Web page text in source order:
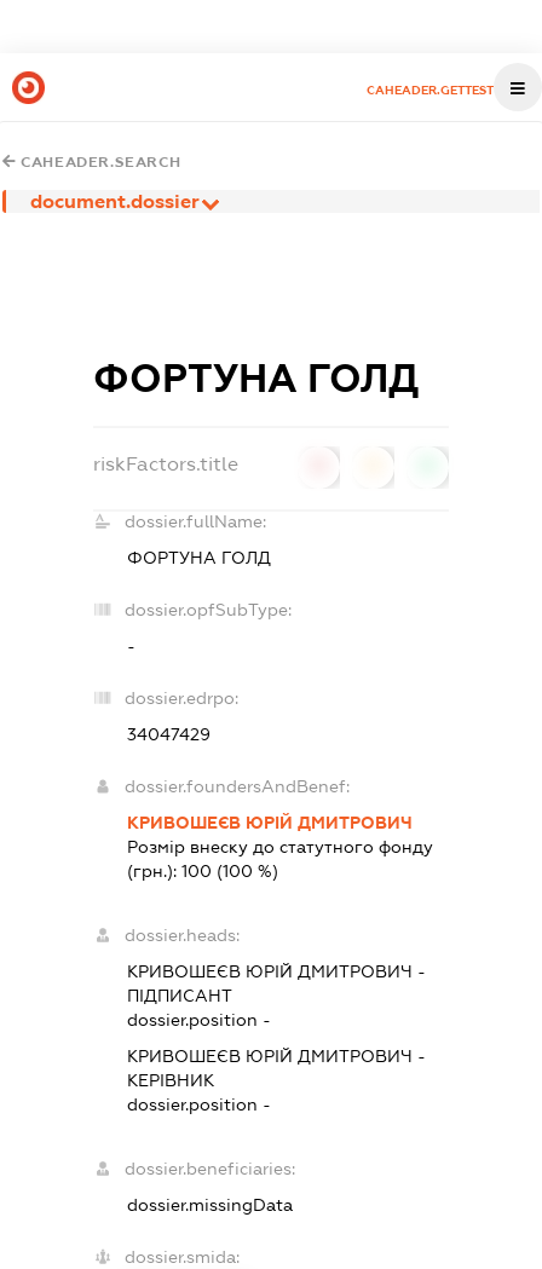
CAHEADER.GETTEST
CAHEADER.SEARCH
document.dossier
ФОРТУНА ГОЛД
riskFactors.title
dossier.fullName:
ФОРТУНА ГОЛД
dossier.opfSubType:
-
dossier.edrpo:
34047429
dossier.foundersAndBenef:
КРИВОШЕЄВ ЮРІЙ ДМИТРОВИЧ
Розмір внеску до статутного фонду
(грн.):100 (100 %)
dossier.heads:
КРИВОШЕЄВ ЮРІЙ ДМИТРОВИЧ -
ПІДПИСАНТ
dossier.position -
КРИВОШЕЄВ ЮРІЙ ДМИТРОВИЧ -
КЕРІВНИК
dossier.position -
dossier.beneficiaries:
dossier.missingData
dossier.smida: